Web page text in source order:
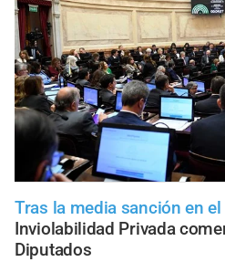
Tras la media sanción en el
Inviolabilidad Privada
Diputados